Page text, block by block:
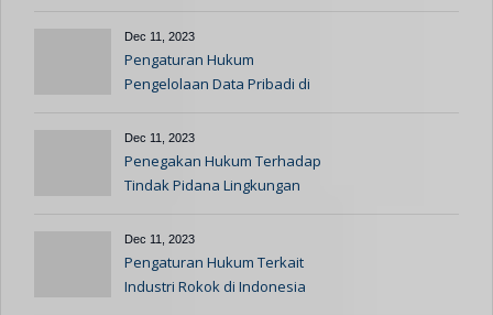
Dec 11, 2023
Pengaturan Hukum
Pengelolaan Data Pribadi di
Dec 11, 2023
Penegakan Hukum Terhadap
Tindak Pidana Lingkungan
Dec 11, 2023
Pengaturan Hukum Terkait
Industri Rokok di Indonesia